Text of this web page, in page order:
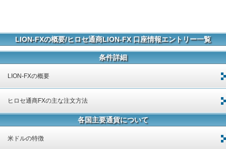
LION-FXの概要/ヒロセ通商LION-FX 口座情報エントリー一覧
条件詳細
LION-FXの概要
ヒロセ通商FXの主な注文方法
各国主要通貨について
米ドルの特徴